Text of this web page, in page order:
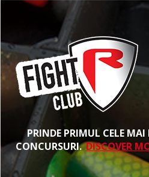
PRINDE PRIMUL CELE
CONCURSURI.DISCOVER